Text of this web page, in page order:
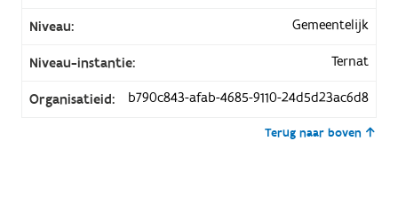
Niveau: Gemeentelijk
Niveau-instantie: Ternat
Organisatieid: b790c843-afab-4685-9110-24d5d23ac6d8
Terug naar boven